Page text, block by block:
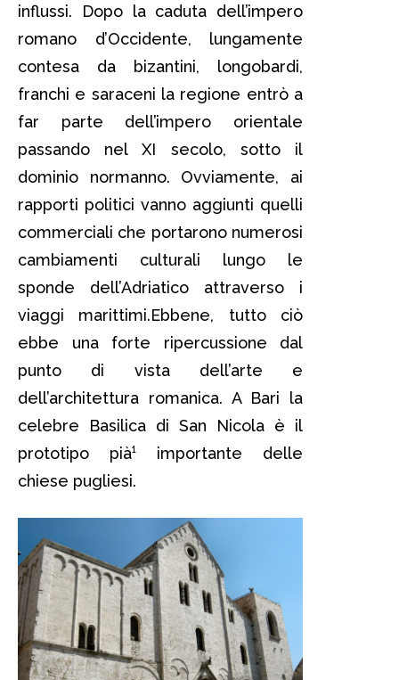
influssi. Dopo la caduta dell’impero
romano d’Occidente, lungamente
contesa da bizantini, longobardi,
franchi e saraceni la regione entrò a
far parte dell’impero orientale
passando nel XI secolo, sotto il
dominio normanno. Ovviamente, ai
rapporti politici vanno aggiunti quelli
commerciali che portarono numerosi
cambiamenti culturali lungo le
sponde dell’Adriatico attraverso i
viaggi marittimi.Ebbene, tutto ciò
ebbe una forte ripercussione dal
punto di vista dell’arte e
dell’architettura romanica. A Bari la
celebre Basilica di San Nicola è il
prototipo pià¹ importante delle
chiese pugliesi.